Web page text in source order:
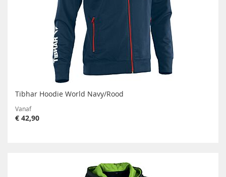
Tibhar Hoodie World Navy/Rood
Vanaf
€ 42,90